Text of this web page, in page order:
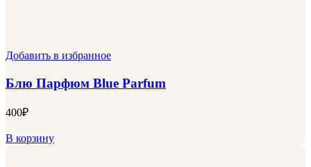
Добавить в избранное
Блю Парфюм Blue Parfum
400₽
В корзину